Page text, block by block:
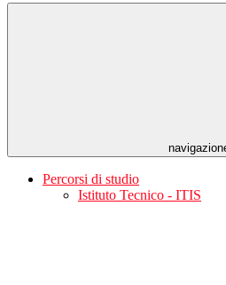
Percorsi di studio
Istituto Tecnico - ITIS